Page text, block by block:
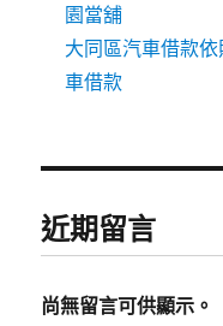
園當舖
大同區汽車借款
車借款
近期留言
尚無留言可供顯示。